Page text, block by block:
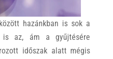
hazánkban is sok a
az, ám a gyűjtésére
időszak alatt mégis